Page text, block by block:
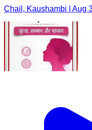
Chail, Kaushambi | Aug